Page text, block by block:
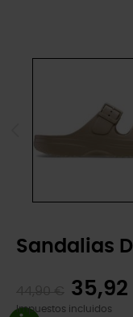
Sandalias
Impuestos incluidos